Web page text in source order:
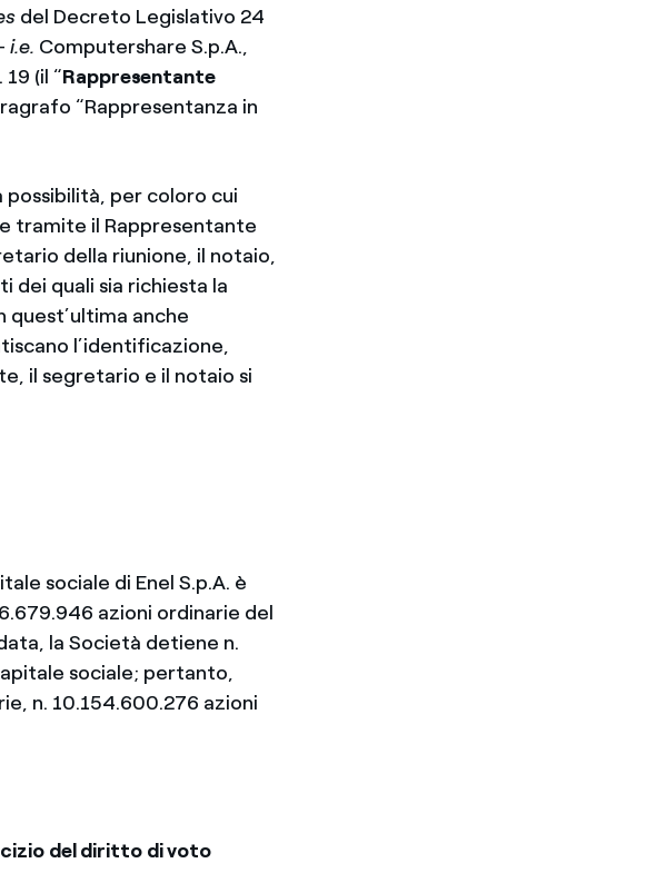
del Decreto Legislativo 24
i.e. Computershare S.p.A.,
(il “Rappresentante
“Rappresentanza in
per coloro cui
tramite il Rappresentante
della riunione, il notaio,
dei quali sia richiesta la
anche
l’identificazione,
il segretario e il notaio si
sociale di Enel S.p.A. è
azioni ordinarie del
la Società detiene n.
sociale; pertanto,
n. 10.154.600.276 azioni
del diritto di voto